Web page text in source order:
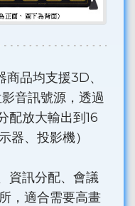
品均支援3D、
音訊號源，透過
配放大輸出到16
器、投影機）
資訊分配、會議
，適合需要高畫